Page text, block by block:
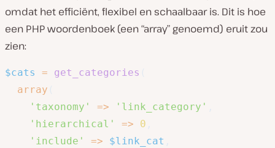
omdat het efficiënt, flexibel en schaalbaar is. Dit is hoe
een PHP woordenboek (een “array” genoemd) eruit zou
zien:
$cats = get_categories
array
'taxonomy'
=> 'link_category'
'hierarchical'
=> 0
'include'
=> $link_cat